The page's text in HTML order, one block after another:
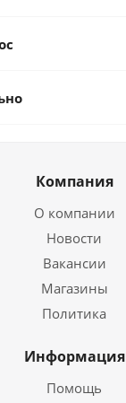
Компания
О компании
Новости
Вакансии
Магазины
Политика
Информация
Помощь